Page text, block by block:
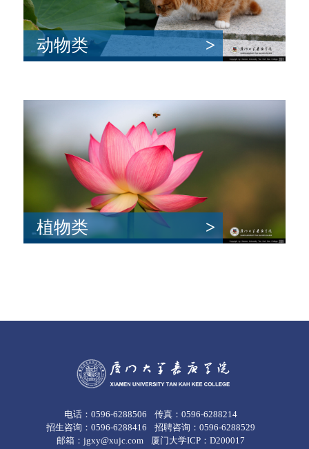
动物类 >
植物类 >
电话：0596-6288506
传真：0596-6288214
招生咨询：0596-6288416
招聘咨询：0596-6288529
邮箱：jgxy@xujc.com
厦门大学ICP：D200017